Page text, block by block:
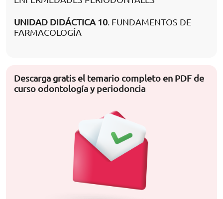
UNIDAD DIDÁCTICA 10. FUNDAMENTOS DE
FARMACOLOGÍA
Descarga gratis el temario completo en PDF de
curso odontología y periodoncia